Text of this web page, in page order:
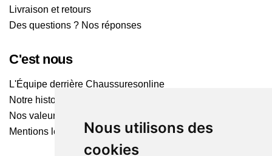
Nous utilisons des
cookies
Livraison et retours
Des questions ? Nos réponses
C'est nous
L'Équipe derrière Chaussuresonline
Notre histoire
Nos valeurs
Mentions légales